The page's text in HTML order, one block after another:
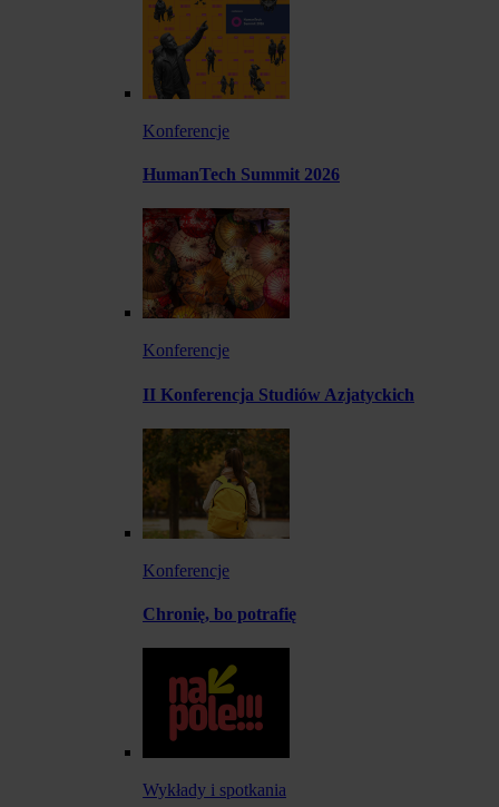
Konferencje
HumanTech Summit 2026
Konferencje
II Konferencja Studiów Azjatyckich
Konferencje
Chronię, bo potrafię
Wykłady i spotkania